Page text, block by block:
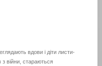
вдови і діти листи-
з війни, стараються